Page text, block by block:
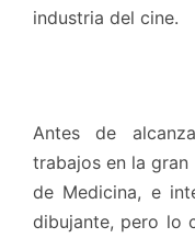
industria del cine.
Antes de
trabajos en la
de Medicina, e
dibujante, pero lo